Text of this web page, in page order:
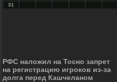
31
РФС наложил на Тосно запрет
на регистрацию игроков из-за
долга перед Кашчеланом